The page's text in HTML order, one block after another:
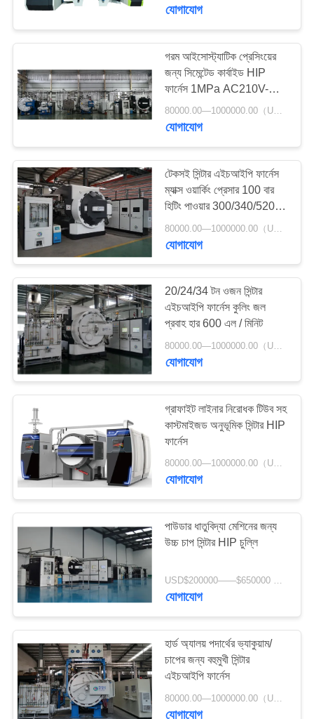
নিয়ন্ত্রণ
সাথে
যোগাযোগ
একটি
উদ্ধৃতি
অনুরোধ
করুন
সাইট
ম্যাপ
গোপনীয়তা
নীতি
যোগাযোগ
গরম আইসোস্ট্যাটিক প্রেসিংয়ের
জন্য সিমেন্টেড কার্বাইড HIP
ফার্নেস 1MPa AC210V-
250V
80000.00—1000000.00（USD） MOQ:1 সেট
যোগাযোগ
টেকসই সিন্টার এইচআইপি ফার্নেস
ম্যাক্স ওয়ার্কিং প্রেসার 100 বার
হিটিং পাওয়ার 300/340/520
কেভিএ
যোগাযোগ
20/24/34 টন ওজন সিন্টার
এইচআইপি ফার্নেস কুলিং জল
প্রবাহ হার 600 এল / মিনিট
80000.00—1000000.00（USD） MOQ:1 বিন্যাস করুন
যোগাযোগ
গ্রাফাইট লাইনার নিরোধক টিউব সহ
কাস্টমাইজড অনুভূমিক সিন্টার HIP
ফার্নেস
80000.00—1000000.00（USD） MOQ:1 সেট
যোগাযোগ
পাউডার ধাতুবিদ্যা মেশিনের জন্য
উচ্চ চাপ সিন্টার HIP চুল্লি
USD$200000——$650000 MOQ:1 সেট
যোগাযোগ
হার্ড অ্যালয় পদার্থের ভ্যাকুয়াম/
চাপের জন্য বহুমুখী সিন্টার
এইচআইপি ফার্নেস
যোগাযোগ